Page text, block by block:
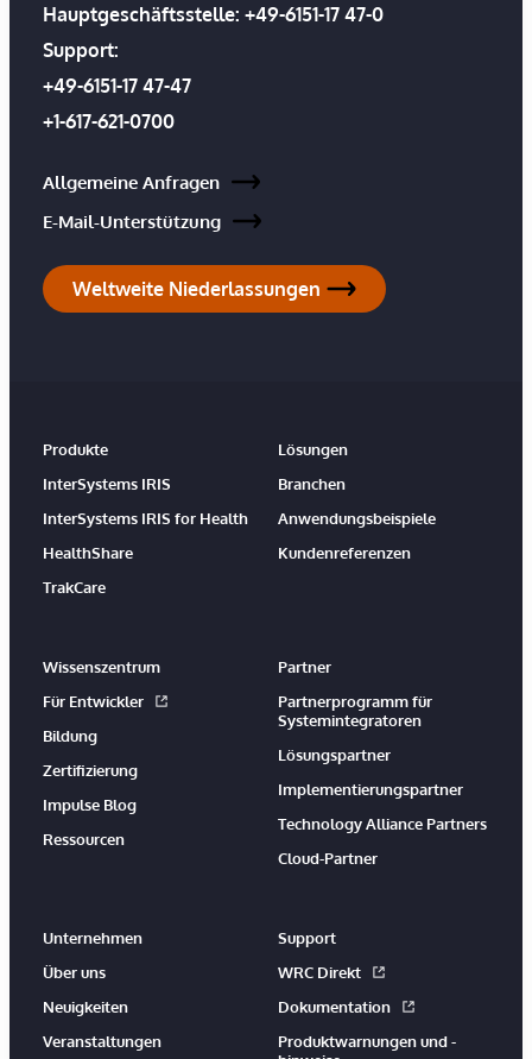
Hauptgeschäftsstelle: +49-6151-17 47-0
Support:
+49-6151-17 47-47
+1-617-621-0700
Allgemeine Anfragen
E-Mail-Unterstützung
Weltweite Niederlassungen
Produkte
InterSystems IRIS
InterSystems IRIS for Health
HealthShare
TrakCare
Lösungen
Branchen
Anwendungsbeispiele
Kundenreferenzen
Wissenszentrum
Für Entwickler
Bildung
Zertifizierung
Impulse Blog
Ressourcen
Partner
Partnerprogramm für
Systemintegratoren
Lösungspartner
Implementierungspartner
Technology Alliance Partners
Cloud-Partner
Unternehmen
Über uns
Neuigkeiten
Veranstaltungen
Support
WRC Direkt
Dokumentation
Produktwarnungen und -